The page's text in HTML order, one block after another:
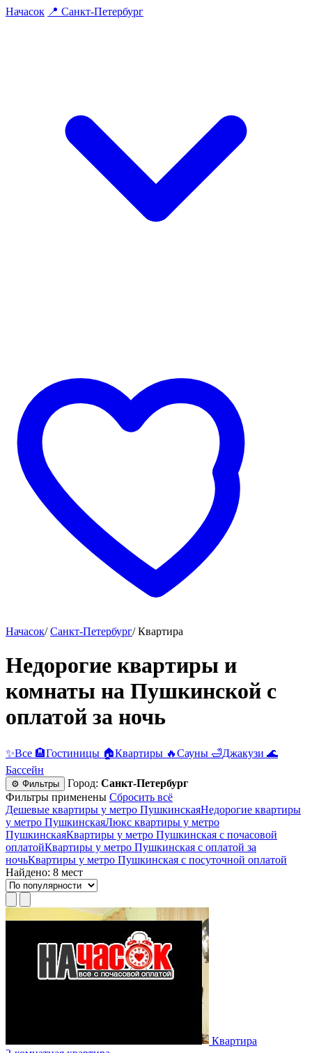
Начасок 📍 Санкт-Петербург
Начасок/ Санкт-Петербург/ Квартира
Недорогие квартиры и
комнаты на Пушкинской с
оплатой за ночь
✨Все 🏨Гостиницы 🏠Квартиры 🔥Сауны 🛁Джакузи 🌊
Бассейн
⚙ Фильтры Город: Санкт-Петербург
Фильтры применены Сбросить всё
Дешевые квартиры у метро ПушкинскаяНедорогие квартиры
у метро ПушкинскаяЛюкс квартиры у метро
ПушкинскаяКвартиры у метро Пушкинская c почасовой
оплатойКвартиры у метро Пушкинская с оплатой за
ночьКвартиры у метро Пушкинская c посуточной оплатой
Найдено: 8 мест
Квартира